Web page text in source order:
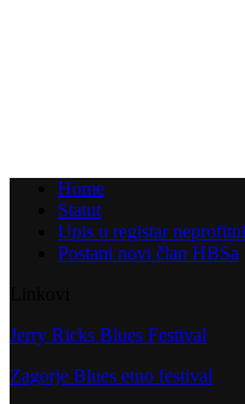
Home
Statut
Upis u registar
Postani novi član HBSa
Jerry Ricks Blues Festival
Zagorje Blues etno festival